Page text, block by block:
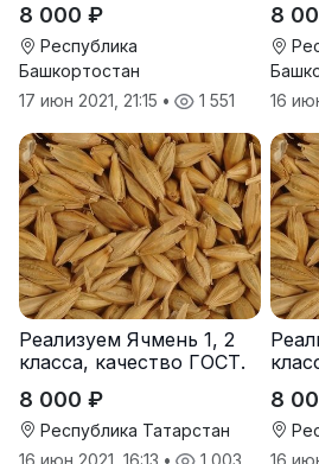
8 000 ₽
Республика
Башкортостан
17 июн 2021, 21:15 • 1 551
8
16
Реализуем Ячмень 1, 2
класса, качество ГОСТ.
8 000 ₽
Республика Татарстан
16 июн 2021, 16:13 • 1 003
8
16